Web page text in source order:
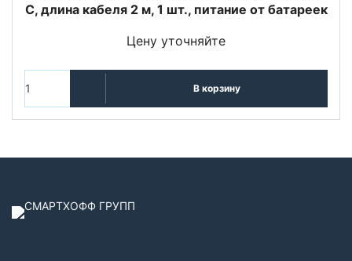
C, длина кабеля 2 м, 1 шт., питание от батареек
Цену уточняйте
В корзину